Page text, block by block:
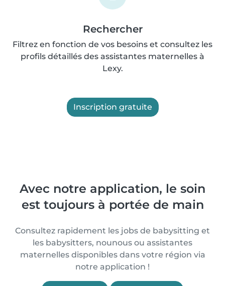
Rechercher
Filtrez en fonction de vos besoins et consultez les
profils détaillés des assistantes maternelles à
Lexy.
Inscription gratuite
Avec notre application, le soin
est toujours à portée de main
Consultez rapidement les jobs de babysitting et
les babysitters, nounous ou assistantes
maternelles disponibles dans votre région via
notre application !